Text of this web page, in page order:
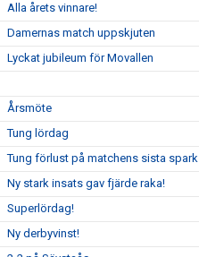
Alla årets vinnare!
Damernas match uppskjuten
Lyckat jubileum för Movallen
Årsmöte
Tung lördag
Tung förlust på matchens sista spark
Ny stark insats gav fjärde raka!
Superlördag!
Ny derbyvinst!